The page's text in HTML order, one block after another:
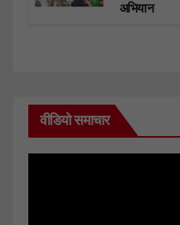
अभियान
वीडियो समाचार